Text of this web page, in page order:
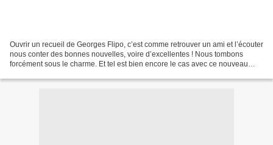
Ouvrir un recueil de Georges Flipo, c’est comme retrouver un ami et l’écouter
nous conter des bonnes nouvelles, voire d’excellentes ! Nous tombons
forcément sous le charme. Et tel est bien encore le cas avec ce nouveau